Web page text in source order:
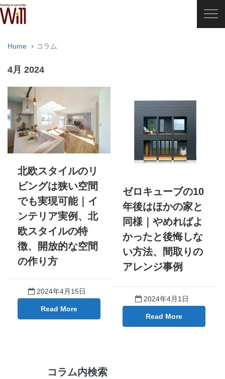
Home コラム
4月 2024
北欧スタイルのリ
ビングは狭い空間
でも実現可能｜イ
ンテリア実例、北
欧スタイルの特
徴、開放的な空間
の作り方
2024年4月15日
Read More
ゼロキューブの10
年後はほかの家と
同様｜やめればよ
かったと後悔しな
い方法、間取りの
アレンジ事例
2024年4月1日
Read More
コラム内検索